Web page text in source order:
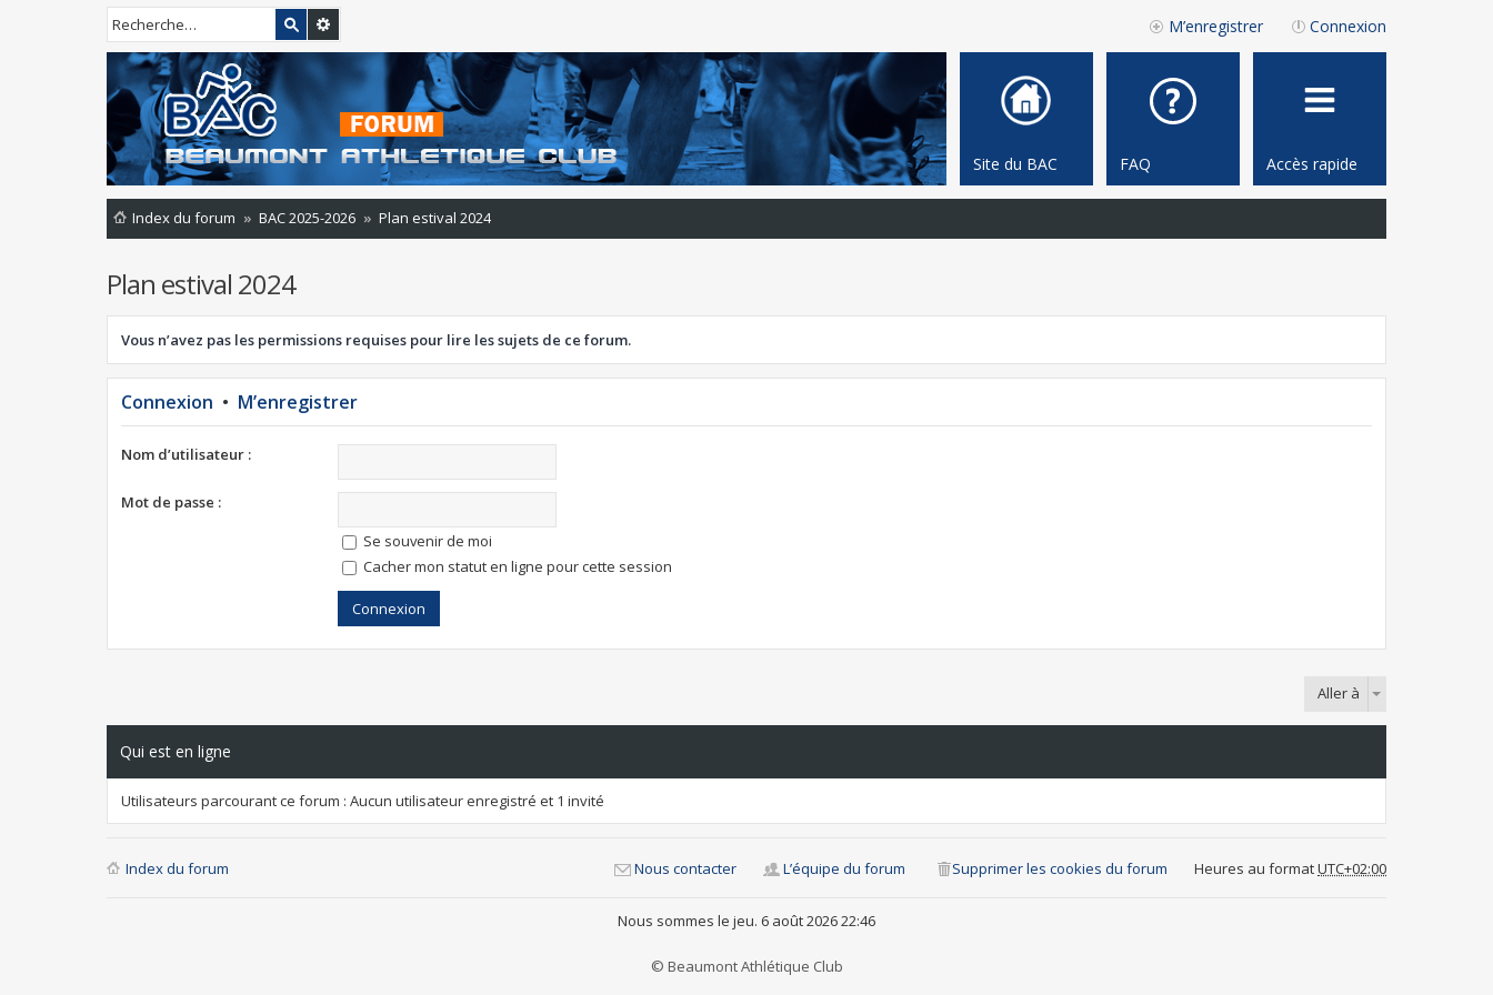
Connexion
M’enregistrer
Accès rapide
FAQ
Site du BAC
Index du forum BAC 2025-2026 Plan estival 2024
Plan estival 2024
Vous n’avez pas les permissions requises pour lire les sujets de ce forum.
Connexion • M’enregistrer
Nom d’utilisateur :
Mot de passe :
Se souvenir de moi
Cacher mon statut en ligne pour cette session
Aller à
Qui est en ligne
Utilisateurs parcourant ce forum : Aucun utilisateur enregistré et 1 invité
Index du forum Heures au formatUTC+02:00
Supprimer les cookies du forum
L’équipe du forum
Nous contacter
Nous sommes le jeu. 6 août 2026 22:46
© Beaumont Athlétique Club